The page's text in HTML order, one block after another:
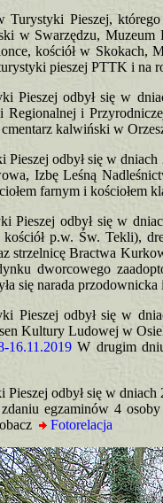
Pieszej,
w Swarzędzu,
kościół w Skokach,
pieszej PTTK i na
Pieszej odbył się w
i
kalwiński w
odbył się w
Izbę Leśną
farnym i
odbył się w
p.w. Św. Tekli),
Bractwa
dworcowego
się narada
Pieszej odbył się w
Kultury Ludowej w
16.11.2019W drugim dniu
odbył się w
egzaminów 4
Fotorelacja